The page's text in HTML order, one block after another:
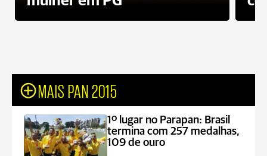
MAIS PAN 2015
1º lugar no Parapan: Brasil
termina com 257 medalhas,
109 de ouro